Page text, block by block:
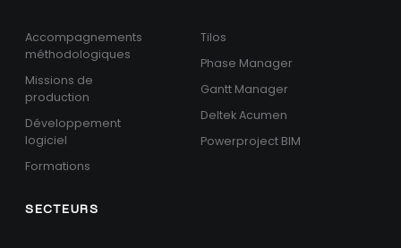
Accompagnements
méthodologiques
Missions de
production
Développement
logiciel
Formations
Tilos
Phase Manager
Gantt Manager
Deltek Acumen
Powerproject BIM
SECTEURS